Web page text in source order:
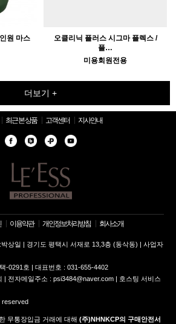
원 마스
오클리닉 플러스 시그마 플렉스 /
플…
미용회원전용
더보기 +
최근 본 상품 고객센터 지사안내
이용약관 개인정보처리방침 회사소개
상일 | 경기도 평택시 서재로 13,3층 (동삭동) | 사업자
-0291호 | 대표번호 : 031-655-4402
| 전자메일주소 : psi3484@naver.com | 호스팅 서비스
reserved
무통장입금 거래에 대해 (주)NHNKCP의 구매안전서